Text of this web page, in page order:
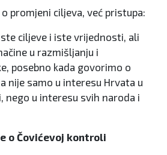
promjeni ciljeva, već pristupa:
ciljeve i iste vrijednosti, ali
u razmišljanju i
posebno kada govorimo o
nije samo u interesu Hrvata u
nego u interesu svih naroda i
o Čovićevoj kontroli